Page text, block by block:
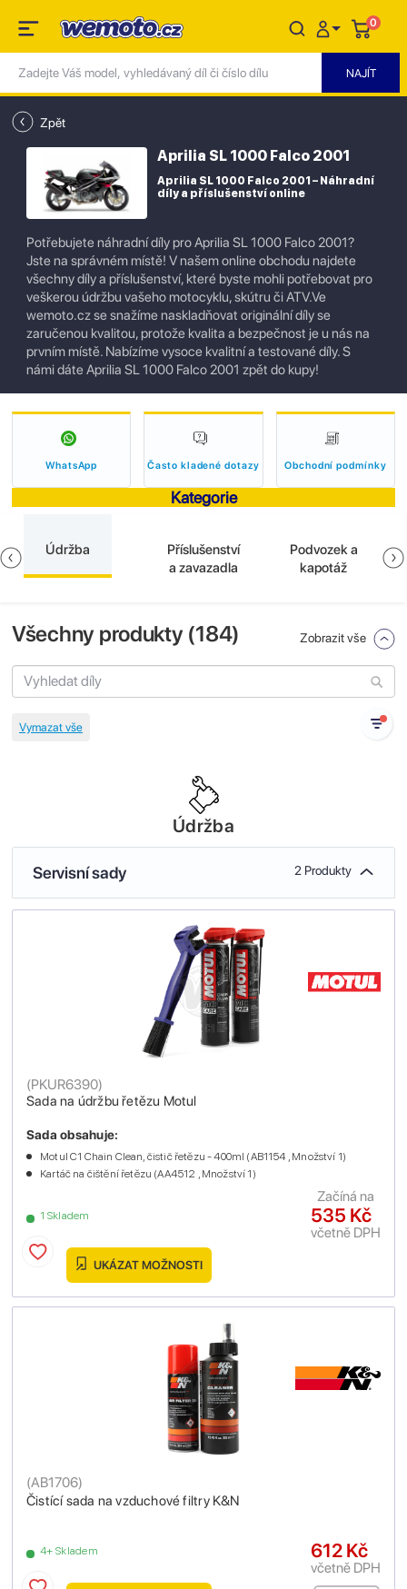
0
Zpět
Aprilia SL 1000 Falco 2001
Aprilia SL 1000 Falco 2001 – Náhradní
díly a příslušenství online
Potřebujete náhradní díly pro Aprilia SL 1000 Falco 2001?
Jste na správném místě! V našem online obchodu najdete
všechny díly a příslušenství, které byste mohli potřebovat pro
veškerou údržbu vašeho motocyklu, skútru či ATV.Ve
wemoto.cz se snažíme naskladňovat originální díly se
zaručenou kvalitou, protože kvalita a bezpečnost je u nás na
prvním místě. Nabízíme vysoce kvalitní a testované díly. S
námi dáte Aprilia SL 1000 Falco 2001 zpět do kupy!
WhatsApp Často kladené dotazy Obchodní podmínky
Kategorie
Údržba
Příslušenství
a zavazadla
Podvozek a
kapotáž
Všechny produkty (184) Zobrazit vše
Údržba
Servisní sady 2 Produkty
Sada na údržbu řetězu Motul
(PKUR6390)
1 Skladem
Sada obsahuje:
Motul C1 Chain Clean, čistič řetězu - 400ml (AB1154 , Množství 1)
Kartáč na čištění řetězu (AA4512 , Množství 1)
535 Kč
včetně DPH
Začíná na
UKÁZAT MOŽNOSTI
Čistící sada na vzduchové filtry K&N
(AB1706)
4+ Skladem 612 Kč
včetně DPH